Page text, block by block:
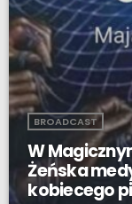
BROADCAST
W
Żeńska
kobiecego